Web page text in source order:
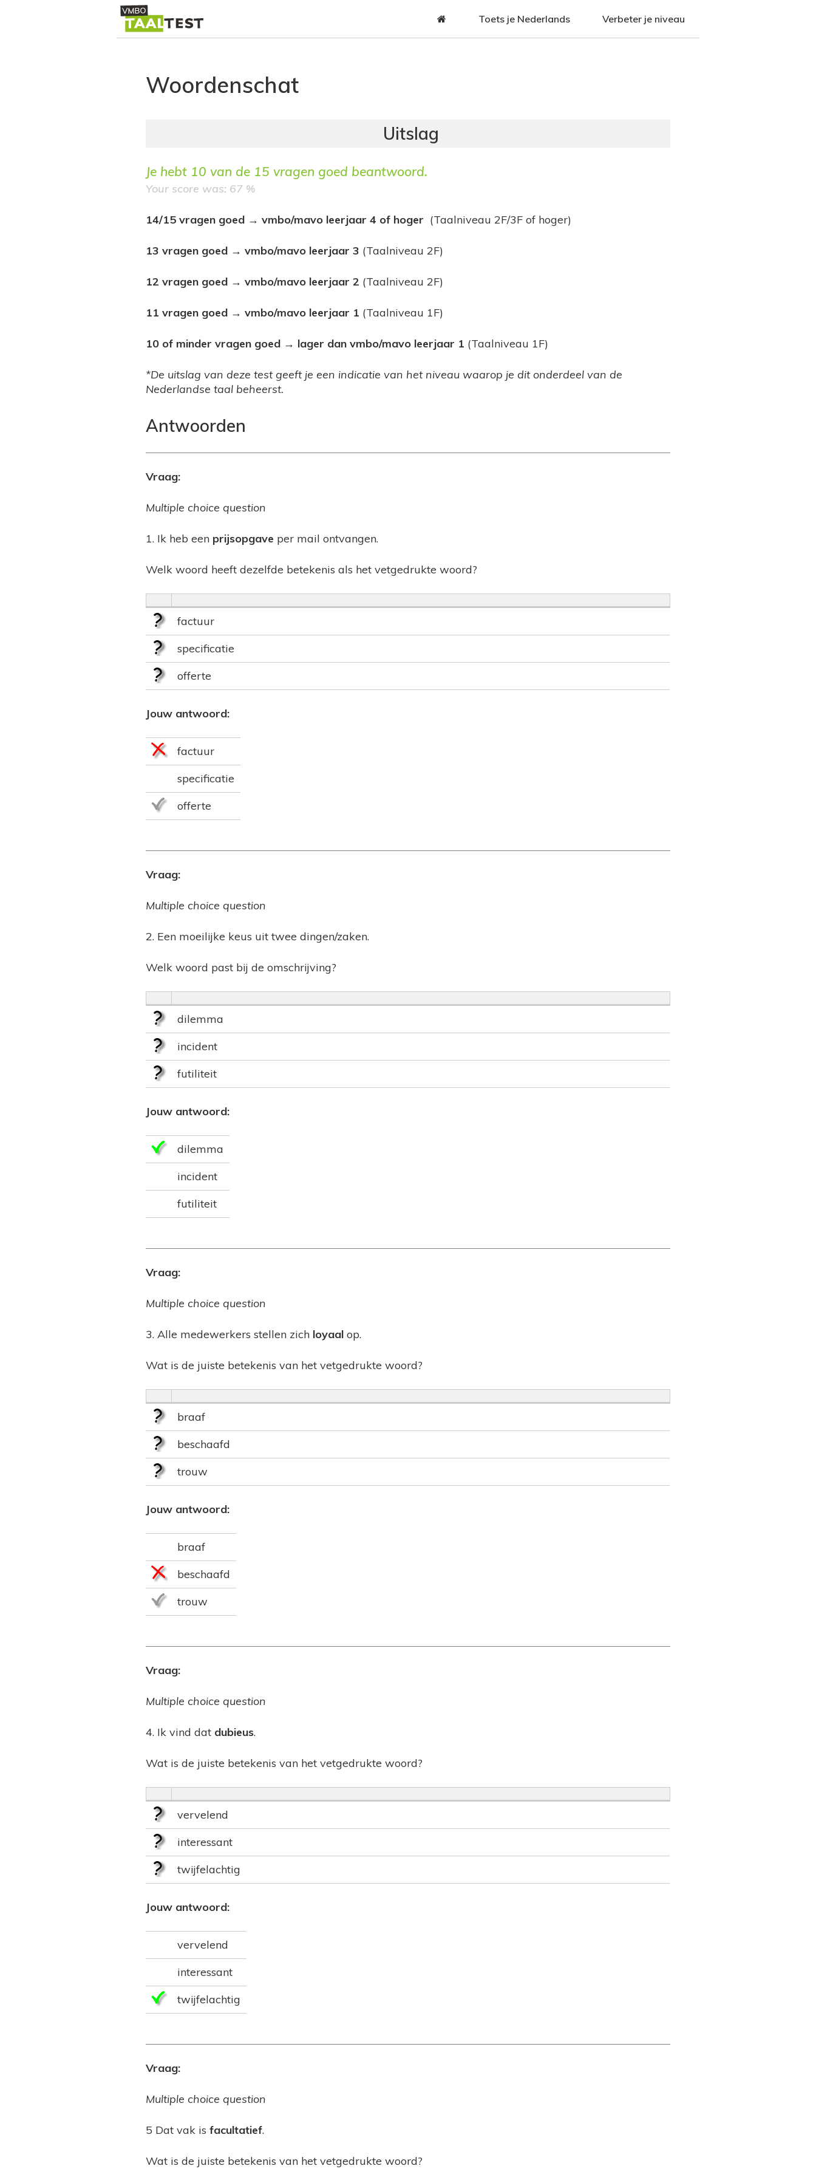
Toets je Nederlands Verbeter je niveau
Woordenschat
Je hebt 10 van de 15 vragen goed beantwoord.
Your score was: 67 %
14/15 vragen goed → vmbo/mavo leerjaar 4 of hoger (Taalniveau 2F/3F of hoger)
13 vragen goed → vmbo/mavo leerjaar 3 (Taalniveau 2F)
12 vragen goed → vmbo/mavo leerjaar 2 (Taalniveau 2F)
11 vragen goed → vmbo/mavo leerjaar 1 (Taalniveau 1F)
10 of minder vragen goed → lager dan vmbo/mavo leerjaar 1 (Taalniveau 1F)
*De uitslag van deze test geeft je een indicatie van het niveau waarop je dit onderdeel van de
Nederlandse taal beheerst.
Antwoorden
Vraag:
Multiple choice question
1. Ik heb een prijsopgave per mail ontvangen.
Welk woord heeft dezelfde betekenis als het vetgedrukte woord?
factuur
specificatie
offerte
Jouw antwoord:
factuur
specificatie
offerte
Vraag:
Multiple choice question
2. Een moeilijke keus uit twee dingen/zaken.
Welk woord past bij de omschrijving?
dilemma
incident
futiliteit
Jouw antwoord:
dilemma
incident
futiliteit
Vraag:
Multiple choice question
3. Alle medewerkers stellen zich loyaal op.
Wat is de juiste betekenis van het vetgedrukte woord?
braaf
beschaafd
trouw
Jouw antwoord:
braaf
beschaafd
trouw
Vraag:
Multiple choice question
4. Ik vind dat dubieus.
Wat is de juiste betekenis van het vetgedrukte woord?
vervelend
interessant
twijfelachtig
Jouw antwoord:
vervelend
interessant
twijfelachtig
Vraag:
Multiple choice question
5 Dat vak is facultatief.
Wat is de juiste betekenis van het vetgedrukte woord?